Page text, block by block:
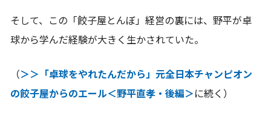
そして、この「餃子屋とんぼ」経営の裏には、野平が卓
球から学んだ経験が大きく生かされていた。
（ ＞＞「卓球をやれたんだから」元全日本チャンピオン
の餃子屋からのエール＜野平直孝・後編＞ に続く）